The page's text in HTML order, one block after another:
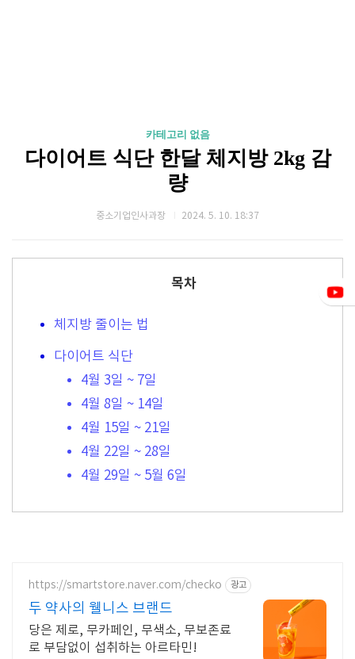
카테고리 없음
다이어트 식단 한달 체지방 2kg 감
량
중소기업인사과장 2024. 5. 10. 18:37
목차
체지방 줄이는 법
다이어트 식단
4월 3일 ~ 7일
4월 8일 ~ 14일
4월 15일 ~ 21일
4월 22일 ~ 28일
4월 29일 ~ 5월 6일
https://smartstore.naver.com/checko 광고
두 약사의 웰니스 브랜드
당은 제로, 무카페인, 무색소, 무보존료
로 부담없이 섭취하는 아르타민!